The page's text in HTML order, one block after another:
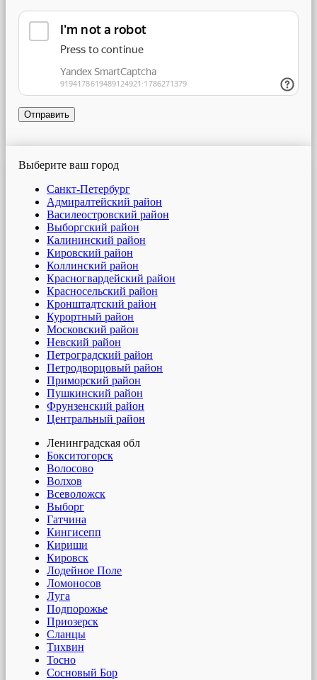
Отправить
Выберите ваш город
Санкт-Петербург
Адмиралтейский район
Василеостровский район
Выборгский район
Калининский район
Кировский район
Коллинский район
Красногвардейский район
Красносельский район
Кронштадтский район
Курортный район
Московский район
Невский район
Петроградский район
Петродворцовый район
Приморский район
Пушкинский район
Фрунзенский район
Центральный район
Ленинградская обл
Бокситогорск
Волосово
Волхов
Всеволожск
Выборг
Гатчина
Кингисепп
Кириши
Кировск
Лодейное Поле
Ломоносов
Луга
Подпорожье
Приозерск
Сланцы
Тихвин
Тосно
Сосновый Бор